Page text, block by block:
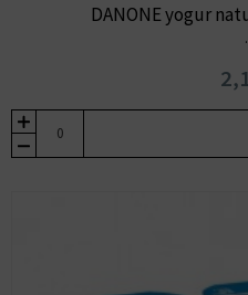
DANONE yogur